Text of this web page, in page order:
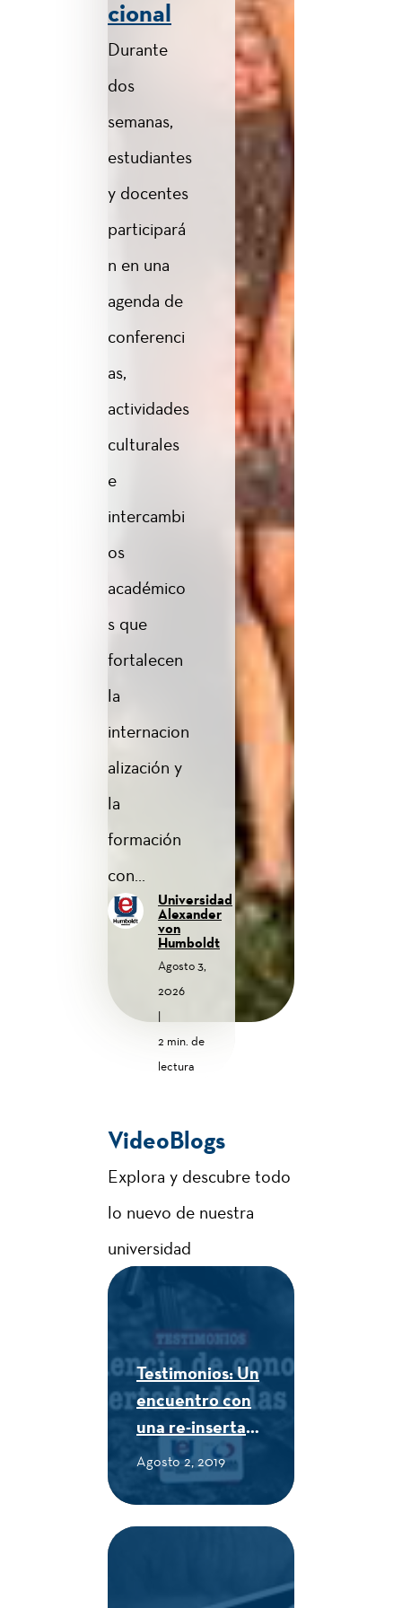
cional
Durante
dos
semanas,
estudiantes
y docentes
participará
n en una
agenda de
conferenci
as,
actividades
culturales
e
intercambi
os
académico
s que
fortalecen
la
internacion
alización y
la
formación
con...
Universidad
Alexander
von
Humboldt
Agosto 3,
2026
|
2 min. de
lectura
VideoBlogs
Explora y descubre todo
lo nuevo de nuestra
universidad
Testimonios: Un
encuentro con
una re-insertada
de las FARC -
CUE Alexander
von Humboldt
Agosto 2, 2019